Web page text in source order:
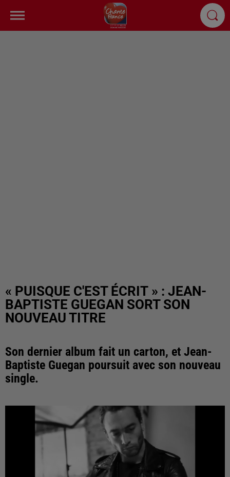
« PUISQUE C'EST ÉCRIT » : JEAN-
BAPTISTE GUEGAN SORT SON
NOUVEAU TITRE
Son dernier album fait un carton, et Jean-
Baptiste Guegan poursuit avec son nouveau
single.